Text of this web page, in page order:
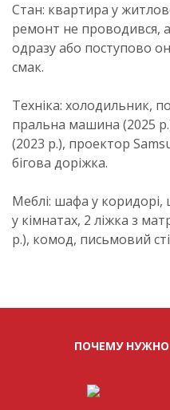
Стан: квартира у
ремонт не проводився,
одразу або поступово
смак.
Техніка: холодильник,
пральна машина (2025
(2023 р.), проектор
бігова доріжка.
Меблі: шафа у коридорі,
у кімнатах, 2 ліжка з
р.), комод, письмовий
ПОЧЕМУ